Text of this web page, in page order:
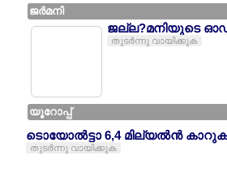
ജര്‍മനി
ജല്ല?മനിയുടെ
തുടര്‍ന്നു വായിക്കുക
യൂറോപ്പ്
ടൊയോല്‍ട്ടാ 6,4 മില്യല്‍ന്‍
തുടര്‍ന്നു വായിക്കുക